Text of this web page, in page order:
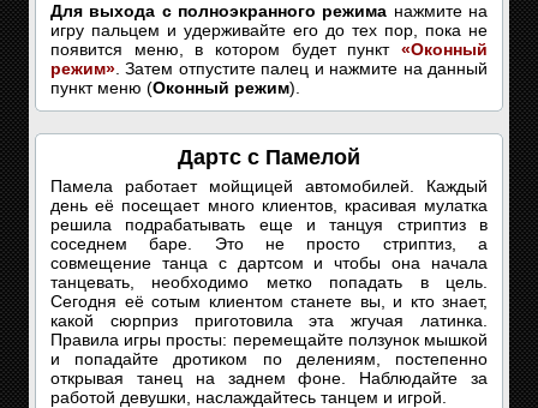
Для выхода с полноэкранного режима нажмите на
игру пальцем и удерживайте его до тех пор, пока не
появится меню, в котором будет пункт «Оконный
режим» . Затем отпустите палец и нажмите на данный
пункт меню (Оконный режим).
Дартс с Памелой
Памела работает мойщицей автомобилей. Каждый
день её посещает много клиентов, красивая мулатка
решила подрабатывать еще и танцуя стриптиз в
соседнем баре. Это не просто стриптиз, а
совмещение танца с дартсом и чтобы она начала
танцевать, необходимо метко попадать в цель.
Сегодня её сотым клиентом станете вы, и кто знает,
какой сюрприз приготовила эта жгучая латинка.
Правила игры просты: перемещайте ползунок мышкой
и попадайте дротиком по делениям, постепенно
открывая танец на заднем фоне. Наблюдайте за
работой девушки, наслаждайтесь танцем и игрой.